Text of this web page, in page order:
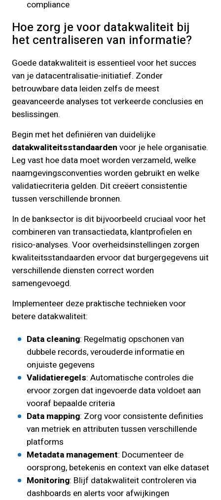
compliance
Hoe zorg je voor datakwaliteit bij
het centraliseren van informatie?
Goede datakwaliteit is essentieel voor het succes
van je datacentralisatie-initiatief. Zonder
betrouwbare data leiden zelfs de meest
geavanceerde analyses tot verkeerde conclusies en
beslissingen.
Begin met het definiëren van duidelijke
datakwaliteitsstandaarden voor je hele organisatie.
Leg vast hoe data moet worden verzameld, welke
naamgevingsconventies worden gebruikt en welke
validatiecriteria gelden. Dit creëert consistentie
tussen verschillende bronnen.
In de banksector is dit bijvoorbeeld cruciaal voor het
combineren van transactiedata, klantprofielen en
risico-analyses. Voor overheidsinstellingen zorgen
kwaliteitsstandaarden ervoor dat burgergegevens uit
verschillende diensten correct worden
samengevoegd.
Implementeer deze praktische technieken voor
betere datakwaliteit:
Data cleaning: Regelmatig opschonen van
dubbele records, verouderde informatie en
onjuiste gegevens
Validatieregels: Automatische controles die
ervoor zorgen dat ingevoerde data voldoet aan
vooraf bepaalde criteria
Data mapping: Zorg voor consistente definities
van metriek en attributen tussen verschillende
platforms
Metadata management: Documenteer de
oorsprong, betekenis en context van elke dataset
Monitoring: Blijf datakwaliteit controleren via
dashboards en alerts voor afwijkingen